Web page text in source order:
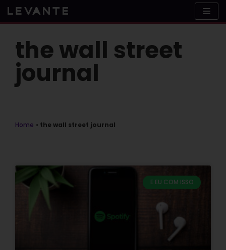
Skip
to
the wall street
journal
Home » the wall street journal
E EU COM ISSO